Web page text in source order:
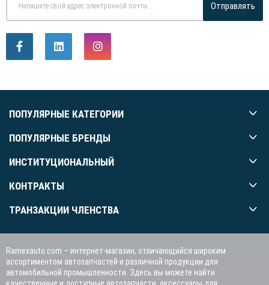
Отправлять
ПОПУЛЯРНЫЕ КАТЕГОРИИ
ПОПУЛЯРНЫЕ БРЕНДЫ
ИНСТИТУЦИОНАЛЬНЫЙ
КОНТРАКТЫ
ТРАНЗАКЦИИ ЧЛЕНСТВА
Ramexauto.com – интернет-магазин, отличающийся широким
ассортиментом автозапчастей и различной продукции для
автомобильной промышленности. Здесь вы можете найти